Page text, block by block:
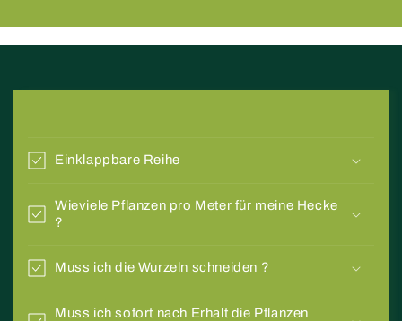
i
n
l
p
b
Einklappbare Reihe
Wieviele Pflanzen pro Meter für meine Hecke
?
Muss ich die Wurzeln schneiden ?
Muss ich sofort nach Erhalt die Pflanzen